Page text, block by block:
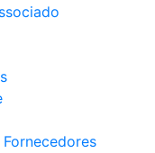
Fornecedores